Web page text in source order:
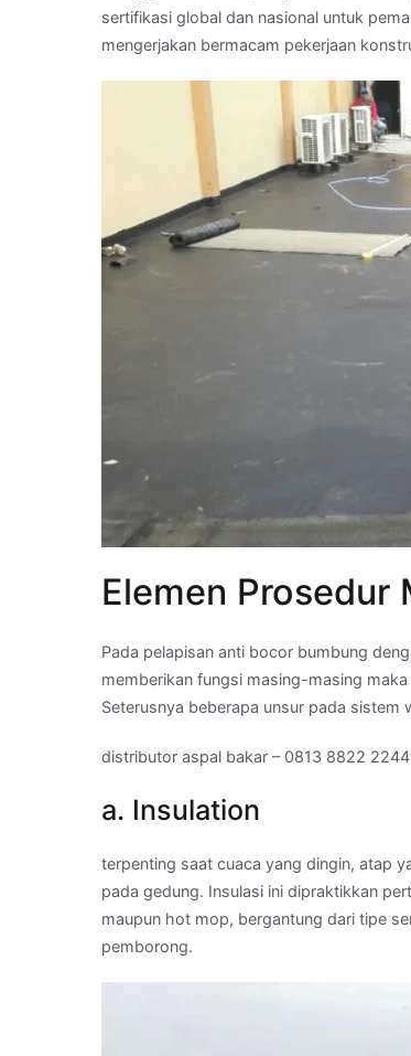
sertifikasi global dan nasional untuk
mengerjakan bermacam pekerjaan
Elemen Prosedur
Pada pelapisan anti bocor bumbung
memberikan fungsi masing-masing
Seterusnya beberapa unsur pada
distributor aspal bakar – 0813 8822
a. Insulation
terpenting saat cuaca yang dingin, atap
pada gedung. Insulasi ini dipraktikkan
maupun hot mop, bergantung dari tipe
pemborong.